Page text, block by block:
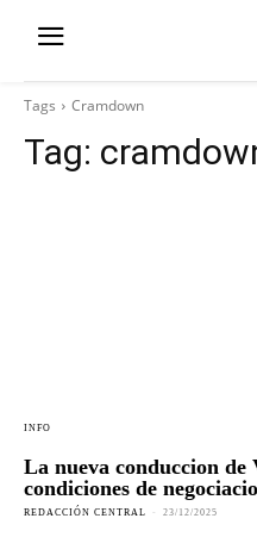
Tags Cramdown
Tag:
INFO
La nueva conduccion
condiciones de
REDACCIÓN CENTRAL - 23/12/2025